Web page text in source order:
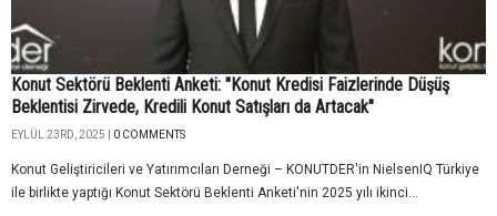
Konut Sektörü Beklenti Anketi: "Konut Kredisi Faizlerinde Düşüş
Beklentisi Zirvede, Kredili Konut Satışları da Artacak"
EYLÜL 23RD, 2025 | 0 COMMENTS
Konut Geliştiricileri ve Yatırımcıları Derneği – KONUTDER'in NielsenIQ Türkiye
ile birlikte yaptığı Konut Sektörü Beklenti Anketi'nin 2025 yılı ikinci...